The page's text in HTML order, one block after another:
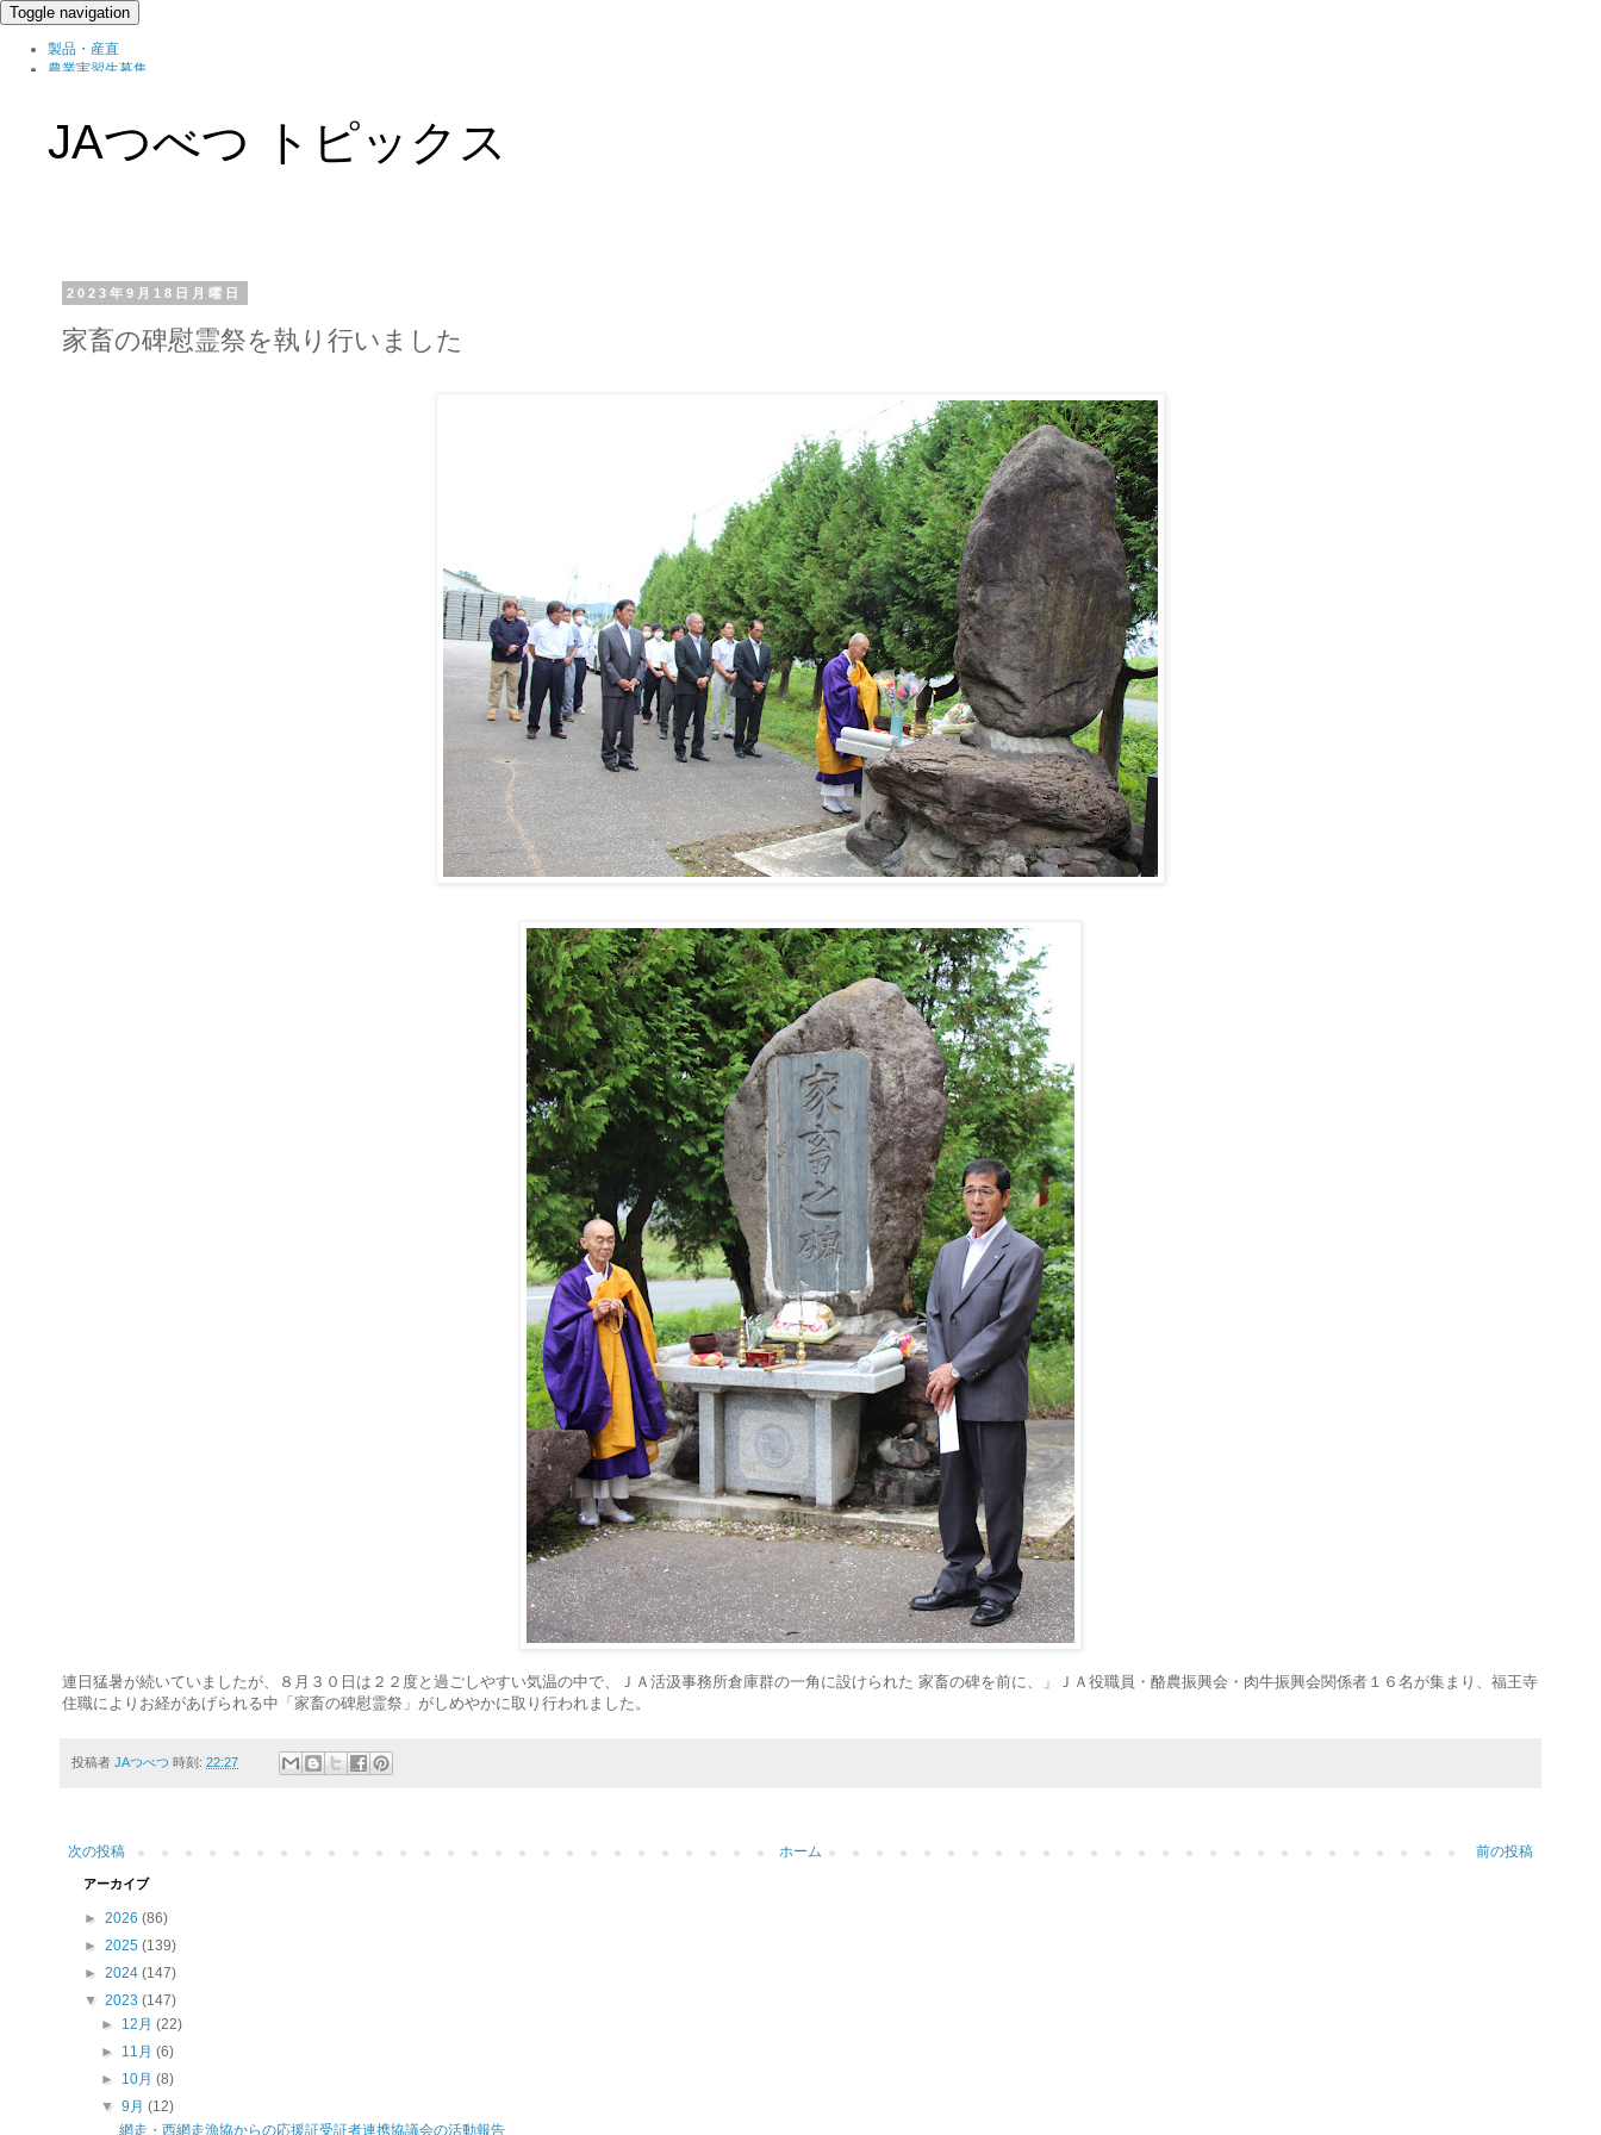
Toggle navigation
製品・産直
農業実習生募集
ブログ
JAつべつ トピックス
2023年9月18日月曜日
家畜の碑慰霊祭を執り行いました
連日猛暑が続いていましたが、８月３０日は２２度と過ごしやすい気温の中で、ＪＡ活汲事務所倉庫群の一角に設けられた 家畜の碑を前に、」ＪＡ役職員・酪農振興会・肉牛振興会関係者１６名が集まり、福王寺
住職によりお経があげられる中「家畜の碑慰霊祭」がしめやかに取り行われました。
投稿者 JAつべつ 時刻: 22:27
次の投稿 前の投稿
ホーム
アーカイブ
► 2026 (86)
► 2025 (139)
► 2024 (147)
▼ 2023 (147)
► 12月(22)
► 11月(6)
► 10月(8)
▼9月(12)
網走・西網走漁協からの応援証受証者連携協議会の活動報告